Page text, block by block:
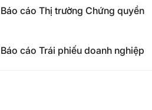
Báo cáo Thị trường Chứng quyền
Báo cáo Trái phiếu doanh nghiệp